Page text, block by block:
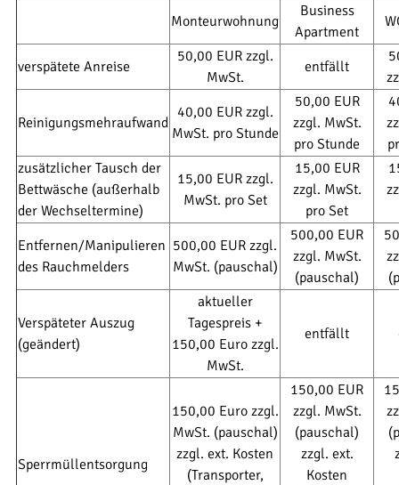
Monteurwohnung
Business
Apartment
verspätete Anreise
50,00 EUR zzgl.
MwSt.
entfällt
Reinigungsmehraufwand
40,00 EUR zzgl.
MwSt. pro Stunde
50,00 EUR
zzgl. MwSt.
pro Stunde
zusätzlicher Tausch der
Bettwäsche (außerhalb
der Wechseltermine)
15,00 EUR zzgl.
MwSt. pro Set
15,00 EUR
zzgl. MwSt.
pro Set
Entfernen/Manipulieren
des Rauchmelders
500,00 EUR zzgl.
MwSt. (pauschal)
500,00 EUR
zzgl. MwSt.
(pauschal)
Verspäteter Auszug
(geändert)
aktueller
Tagespreis +
150,00 Euro zzgl.
MwSt.
entfällt
Sperrmüllentsorgung
150,00 Euro zzgl.
MwSt. (pauschal)
zzgl. ext. Kosten
(Transporter,
150,00 EUR
zzgl. MwSt.
(pauschal)
zzgl. ext.
Kosten